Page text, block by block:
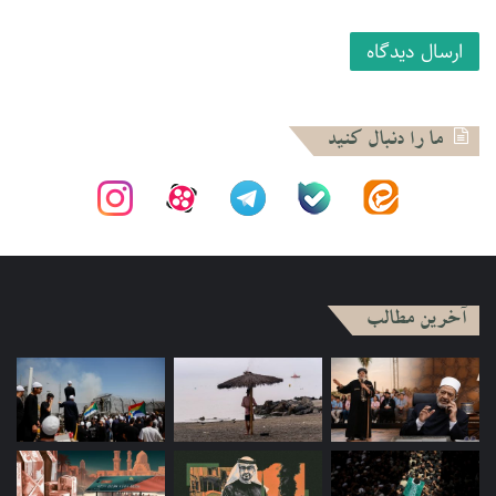
انقلابی نیز با حضور افرادی که با اسلام انقلابی در مشرق و مغرب
عربی و یا اروپا و آسیا ارتباط گرفته‌اند در اقلیت این سه گروه قرار
شقرون در توصیف اسلام صوفی سنتی می‌نویسد این نوع اسلام از
تحولات سیاسی و اقتصادی و اجتماعی منطقه تاثیر چندانی نگرفته
است و همچنان تلاش خود را بر حوزه آموزش و پرورش صوفی و
مدرن اهتمام دارند و از آن جمله می‌توان به موسسه الاظهر در
سنگال اشاره کرد که موسس آن شیخ محمد مرتضی امباکی از
فرزندان شیخ احمد بمب است. علیرغم نوگرایی در وسایل کار و
استفاده از وسایل جدید در تبلیغ و نشر، تحولی در اندیشه‌های
شیوخ طریقت پدید نیامده است و از آن‌ها فتاوایی در مورد مسائل
جدید منشر نمی‌شود. این اسلام همچنان در عرصه‌های سیاسی
ما را دنبال کنید
آخرین مطالب